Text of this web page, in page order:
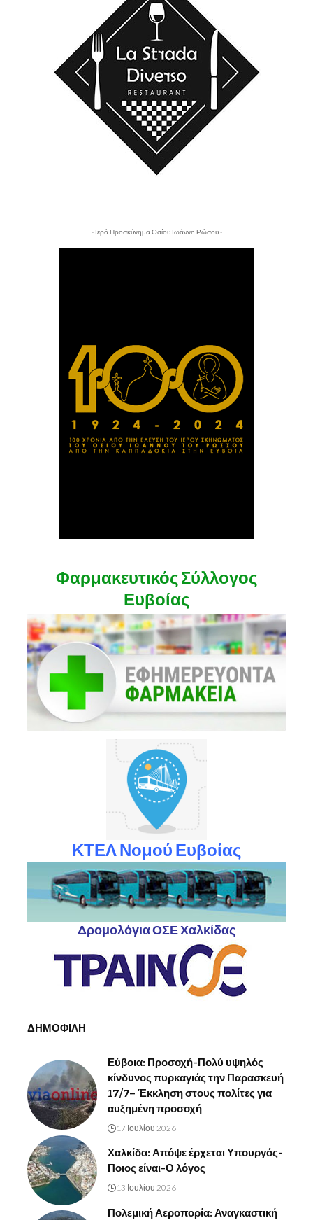
- Ιερό Προσκύνημα Οσίου Ιωάννη Ρώσου -
Φαρμακευτικός Σύλλογος
Ευβοίας
ΚΤΕΛ Νομού Ευβοίας
Δρομολόγια ΟΣΕ Χαλκίδας
ΔΗΜΟΦΙΛΗ
Εύβοια: Προσοχή-Πολύ υψηλός
κίνδυνος πυρκαγιάς την Παρασκευή
17/7– Έκκληση στους πολίτες για
αυξημένη προσοχή
17 Ιουλίου 2026
Χαλκίδα: Απόψε έρχεται Υπουργός-
Ποιος είναι-Ο λόγος
13 Ιουλίου 2026
Πολεμική Αεροπορία: Αναγκαστική